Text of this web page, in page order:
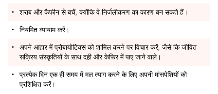
शराब और कैफीन से बचें, क्योंकि वे निर्जलीकरण का कारण बन सकते हैं।
नियमित व्यायाम करें।
अपने आहार में प्रोबायोटिक्स को शामिल करने पर विचार करें, जैसे कि जीवित
सक्रिय संस्कृतियों के साथ दही और केफिर में पाए जाने वाले।
प्रत्येक दिन एक ही समय में मल त्याग करने के लिए अपनी मांसपेशियों को
प्रशिक्षित करें।